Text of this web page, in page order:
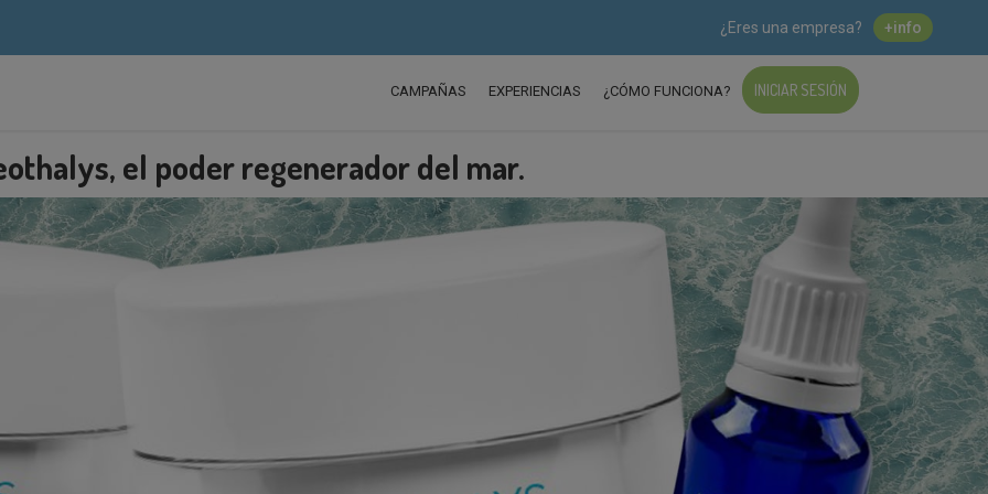
¿Eres una empresa? +info
CAMPAÑAS EXPERIENCIAS ¿CÓMO FUNCIONA? INICIAR SESIÓN
el poder regenerador del mar.